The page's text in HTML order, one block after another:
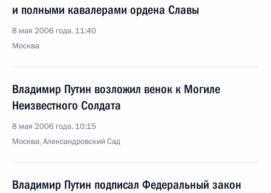
и полными кавалерами ордена Славы
8 мая 2006 года, 11:40
Москва
Владимир Путин возложил венок к Могиле
Неизвестного Солдата
8 мая 2006 года, 10:15
Москва, Александровский Сад
Владимир Путин подписал Федеральный закон